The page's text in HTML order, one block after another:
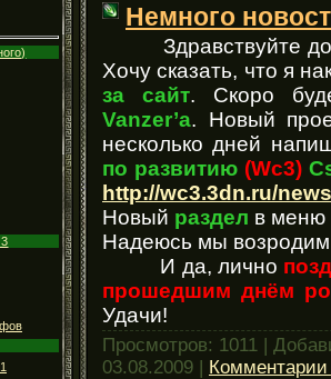
Немного
Здравствуйте
Хочу сказать, что я
за сайт. Скоро
Vanzer’а. Новый
несколько дней
по развитию (Wc3)
http://wc3.3dn.ru/
Новый раздел в меню
Надеюсь мы возродим
И да, лично
прошедшим днём
Удачи!
Просмотров: 1011 |
03.08.2009 |